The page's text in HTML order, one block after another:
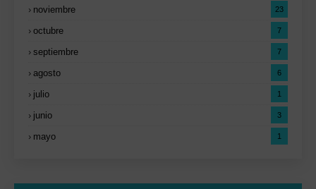
noviembre 23
octubre 7
septiembre 7
agosto 6
julio 1
junio 3
mayo 1